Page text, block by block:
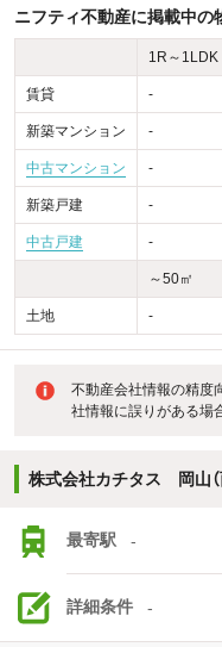
ニフティ不動産に掲載中の
1R～1LDK
賃貸 -
新築マンション -
中古マンション -
新築戸建 -
中古戸建 -
～50㎡
土地 -
不動産会社情報の精度
社情報に誤りがある場
株式会社カチタス 岡山（
最寄駅 -
詳細条件 -